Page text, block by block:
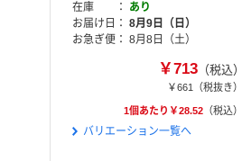
在庫
あり
お届け日
8月9日（日）
お急ぎ便
8月8日（土）
￥713（税込）
￥661 （税抜き）
1個あたり￥28.52（税込）
バリエーション一覧へ